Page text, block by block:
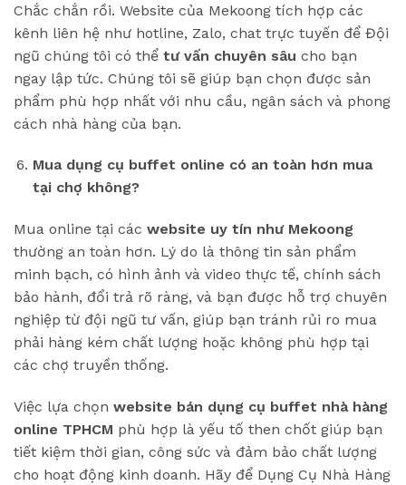
Chắc chắn rồi. Website của Mekoong tích hợp các
kênh liên hệ như hotline, Zalo, chat trực tuyến để Đội
ngũ chúng tôi có thể tư vấn chuyên sâu cho bạn
ngay lập tức. Chúng tôi sẽ giúp bạn chọn được sản
phẩm phù hợp nhất với nhu cầu, ngân sách và phong
cách nhà hàng của bạn.
Mua dụng cụ buffet online có an toàn hơn mua
tại chợ không?
Mua online tại các website uy tín như Mekoong
thường an toàn hơn. Lý do là thông tin sản phẩm
minh bạch, có hình ảnh và video thực tế, chính sách
bảo hành, đổi trả rõ ràng, và bạn được hỗ trợ chuyên
nghiệp từ đội ngũ tư vấn, giúp bạn tránh rủi ro mua
phải hàng kém chất lượng hoặc không phù hợp tại
các chợ truyền thống.
Việc lựa chọn website bán dụng cụ buffet nhà hàng
online TPHCM phù hợp là yếu tố then chốt giúp bạn
tiết kiệm thời gian, công sức và đảm bảo chất lượng
cho hoạt động kinh doanh. Hãy để Dụng Cụ Nhà Hàng